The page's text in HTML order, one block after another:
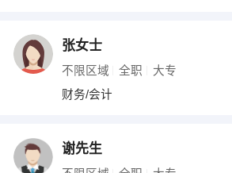
张女士
不限区域 全职 大专
财务/会计
谢先生